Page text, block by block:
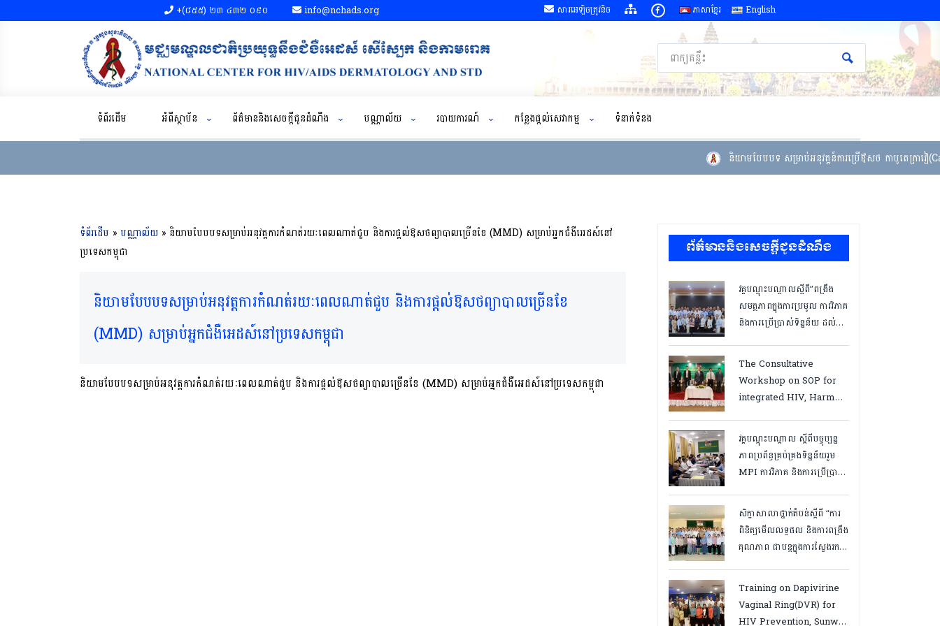
+(៨៥៥)​ ២៣​ ៤៣២ ០៩០​ info@nchads.org សារអេឡិចត្រូវនិច ភាសាខ្មែរ English
ទំព័រដើម អំពីស្ថាប័ន ព័ត៌មាននិងសេចក្តីជូនដំណឹង បណ្ណាល័យ របាយការណ៍ កន្លែងផ្តល់សេវាកម្ម ទំនាក់ទំនង
និយាមបែបបទ សម្រាប់អនុវត្តន៍ការប្រើឳសថ កាបូតេក្រាវៀ
ទំព័រដើម »បណ្ណាល័យ » និយាមបែបបទសម្រាប់អនុវត្តការកំណត់រយៈពេលណាត់ជួប និងការផ្តល់ឱសថព្យាបាលច្រើនខែ (MMD) សម្រាប់អ្នកជំងឺអេដស៍នៅ
ប្រទេសកម្ពុជា
និយាមបែបបទសម្រាប់អនុវត្តការកំណត់រយៈពេលណាត់ជួប និងការផ្តល់ឱសថព្យាបាលច្រើនខែ
(MMD) សម្រាប់អ្នកជំងឺអេដស៍នៅប្រទេសកម្ពុជា
និយាមបែបបទសម្រាប់អនុវត្តការកំណត់រយៈពេលណាត់ជួប និងការផ្តល់ឱសថព្យាបាលច្រើនខែ (MMD) សម្រាប់អ្នកជំងឺអេដស៍នៅប្រទេសកម្ពុជា
ព័ត៌មាននិងសេចក្តីជូនដំណឹង
វគ្គបណ្ដុះបណ្ដាលស្តីពី”ពង្រឹង
សមត្ថភាពក្នុងការប្រមូល ការវិភាគ
និងការប្រើប្រាស់ទិន្នន័យ ដល់
និងមន្ត្រីទិន្នន័យថ្នាក់ខេត្ត
“,ថ្ងៃទី១២ ដល់ ១៣ ខែឧសភា
ឆ្នាំ២០២៦
The Consultative
Workshop on SOP for
integrated HIV, Harm
Health Services in
Cambodia.
វគ្គបណ្ដុះបណ្តាល ស្តីពីបច្ចុប្បន្ន
ភាពប្រព័ន្ធគ្រប់គ្រងទិន្នន័យរួម
MPI ការវិភាគ និងការប្រើប្រាស់
អេដស៍ថ្នាក់ខេត្ត, កំពត ថ្ងៃ២៣
ដល់ ២៤ ខែមិនា ២០២៦
សិក្ខាសាលាថ្នាក់តំបន់ស្តីពី “ការ
ពិនិត្យមើលលទ្ធផល និងការពង្រឹង
គុណភាព ជាបន្តក្នុងការស្វែងរក
បង្ការ និងថែទាំ ព្យាបាលអ្នកជំងឺ
អេដស៍ ដើម្បីឈានទៅសម្រេច
គោលដៅ ៩៥-៩៥-៩៥”, តាកែវ
Training on Dapivirine
Vaginal Ring(DVR) for
HIV Prevention, Sunway